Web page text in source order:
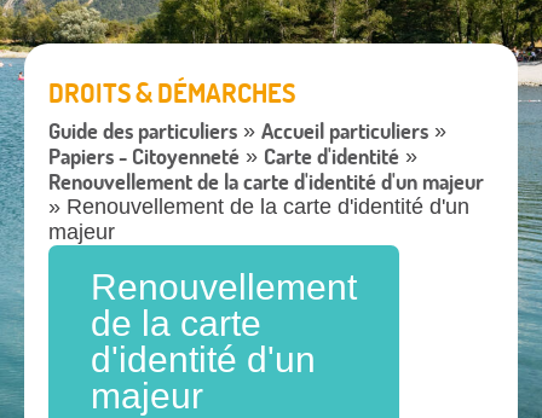
DROITS & DÉMARCHES
Guide des particuliers » Accueil particuliers »
Papiers - Citoyenneté » Carte d'identité »
Renouvellement de la carte d'identité d'un majeur
» Renouvellement de la carte d'identité d'un
majeur
Renouvellement
de la carte
d'identité d'un
majeur